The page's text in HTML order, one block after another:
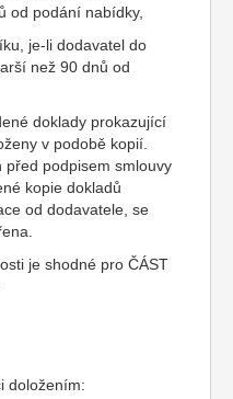
od podání nabídky,
je-li dodavatel do
než 90 dnů od
doklady prokazující
v podobě kopií.
před podpisem smlouvy
kopie dokladů
od dodavatele, se
je shodné pro ČÁST
doložením: